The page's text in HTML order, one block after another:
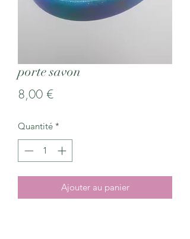
porte savon
8,00 €Prix
Quantité *
Ajouter au panier